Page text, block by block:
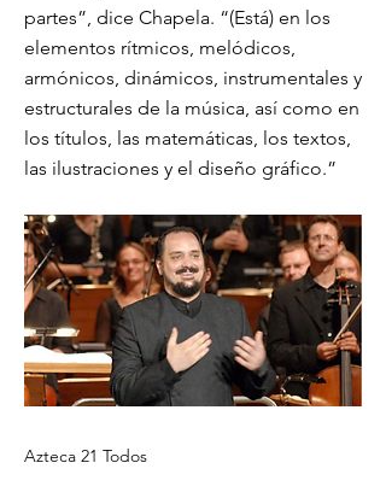
partes”, dice Chapela. “(Está) en los
elementos rítmicos, melódicos,
armónicos, dinámicos, instrumentales y
estructurales de la música, así como en
los títulos, las matemáticas, los textos,
las ilustraciones y el diseño gráfico.”
Azteca 21 Todos